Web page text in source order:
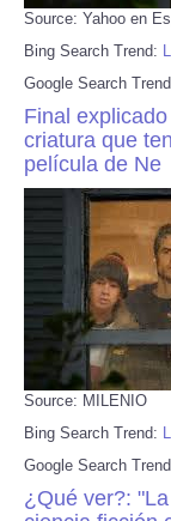
Source: Yahoo en
Bing Search Trend:
Google Search
Final explicado
criatura que
película de Ne
Source: MILENIO
Bing Search Trend:
Google Search
¿Qué ver?: